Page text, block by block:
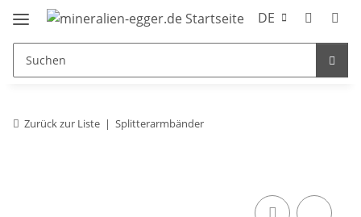
DE
Zurück zur Liste Splitterarmbänder